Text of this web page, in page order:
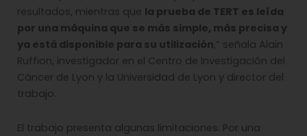
resultados, mientras que la prueba de TERT es leída
por una máquina que se más simple, más precisa y
ya está disponible para su utilización,” señala Alain
Ruffion, investigador en el Centro de Investigación del
Cáncer de Lyon y la Universidad de Lyon y director del
trabajo.
El trabajo presenta algunas limitaciones. Por una